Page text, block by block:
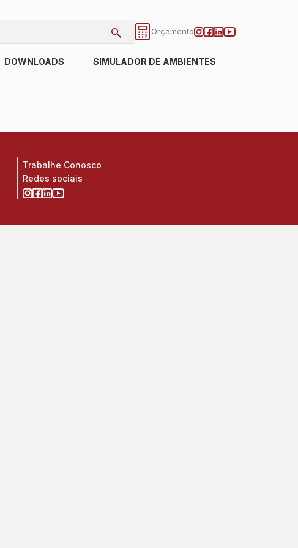
Orçamento
DOWNLOADS SIMULADOR DE AMBIENTES
Trabalhe Conosco
Redes sociais